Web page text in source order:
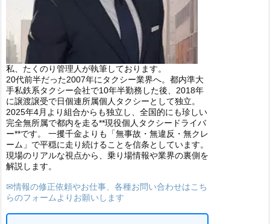
私、たくのり管理人が執筆しております。
20代前半だった2007年にタクシー業界へ。都内準大
手私鉄系タクシー会社で10年半勤務した後、2018年
に譲渡譲受で日個連所属個人タクシーとして独立。
2025年4月より組合からも独立し、全国的にも珍しい
完全無所属で都内を走る**現役個人タクシードライバ
ー**です。 一攫千金よりも「無事故・無違反・無クレ
ーム」で平穏に走り続けることを信条としています。
現場のリアルな視点から、乗り場情報や業界の裏側を
解説します。
✉情報の修正依頼やお仕事、各種お問い合わせはこち
らのフォームよりお願いします